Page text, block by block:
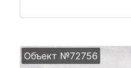
Объект №72756